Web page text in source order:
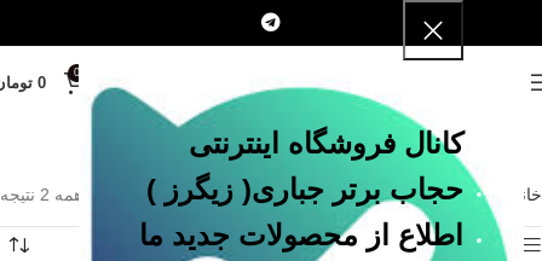
کانال فروشگاه اینترنتی
حجاب برتر جباری( زیگرز )
اطلاع از محصولات جدید ما
0
0
خانه پوشیه عراقی ( روبنده ) نمایش همه 2 نتیجه
Show sidebar